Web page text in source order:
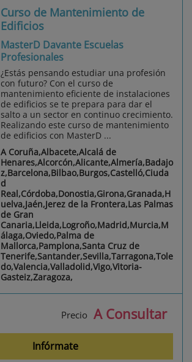
Curso de Mantenimiento de
Edificios
MasterD Davante Escuelas
Profesionales
¿Estás pensando estudiar una profesión
con futuro? Con el curso de
mantenimiento eficiente de instalaciones
de edificios se te prepara para dar el
salto a un sector en continuo crecimiento.
Realizando este curso de mantenimiento
de edificios con MasterD ...
A Coruña,Albacete,Alcalá de
Henares,Alcorcón,Alicante,Almería,Badajo
z,Barcelona,Bilbao,Burgos,Castelló,Ciuda
d
Real,Córdoba,Donostia,Girona,Granada,H
uelva,Jaén,Jerez de la Frontera,Las Palmas
de Gran
Canaria,Lleida,Logroño,Madrid,Murcia,M
álaga,Oviedo,Palma de
Mallorca,Pamplona,Santa Cruz de
Tenerife,Santander,Sevilla,Tarragona,Tole
do,Valencia,Valladolid,Vigo,Vitoria-
Gasteiz,Zaragoza,
Precio A Consultar
Infórmate